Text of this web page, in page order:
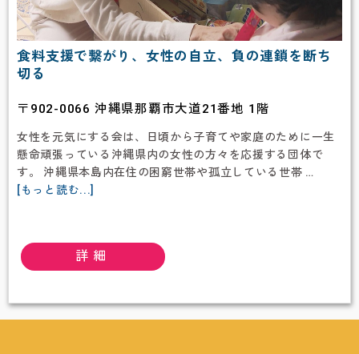
食料支援で繋がり、女性の自立、負の連鎖を断ち
切る
〒902-0066 沖縄県那覇市大道21番地 1階
女性を元気にする会は、日頃から子育てや家庭のために一生
懸命頑張っている沖縄県内の女性の方々を応援する団体で
す。 沖縄県本島内在住の困窮世帯や孤立している世帯 …
[もっと読む...]
を
元
詳細